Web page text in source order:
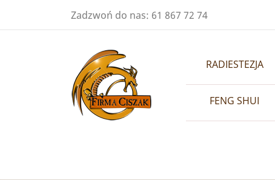
Zadzwoń do nas: 61 867 72 74
RADIESTEZJA
FENG SHUI